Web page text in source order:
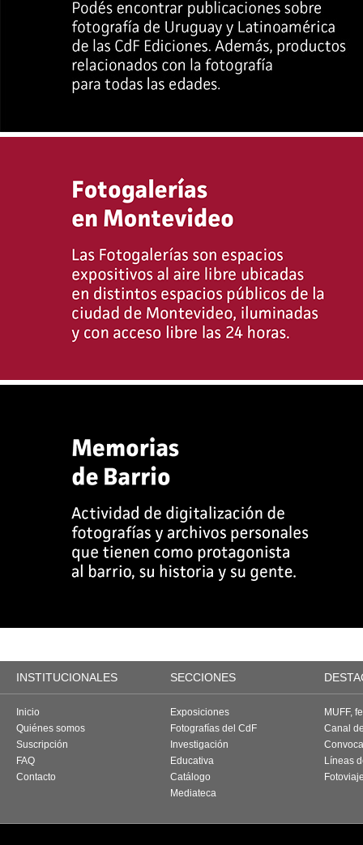
INSTITUCIONALES SECCIONES
Inicio
Quiénes somos
Suscripción
FAQ
Contacto
Exposiciones
Fotografías del CdF
Investigación
Educativa
Catálogo
Mediateca
MUFF,
Canal
Líneas